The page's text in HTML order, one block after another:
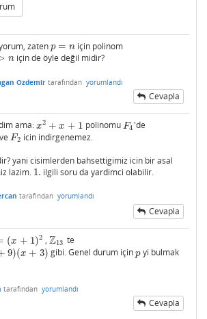
zaten p = n
p=n
için polinom
n
n için de öyle değil midir?
Ozdemir tarafından yorumlandı
Cevapla
ama: x2 + x + 1
x2+x+ 1 polinomu F4
F4 'de
veF2
F2 icin indirgenemez.
yani cisimlerden bahsettigimiz icin bir asal
lazim. 1.
1. ilgili soru da yardimci olabilir.
tarafından yorumlandı
Cevapla
(x + 1)2 ,Z13
Z13 te
9)(x + 3) gibi. Genel durum içinp
pyi bulmak
tarafından yorumlandı
Cevapla